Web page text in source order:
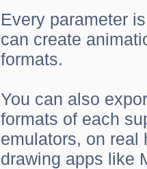
Every parameter
can create
formats.
You can also
formats of each
emulators, on real
drawing apps like